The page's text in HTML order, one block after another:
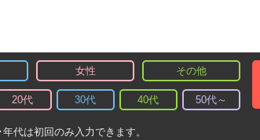
女性 その他
20代 30代 40代 50代～
代は初回のみ入力できます。